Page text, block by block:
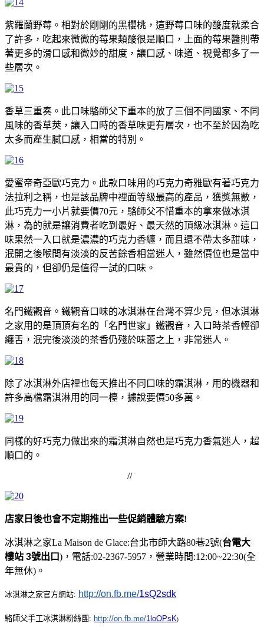
紫羅蘭野莓。相對於剛剛的黑櫻桃，這野莓口味的酸度就柔合
了許多，吃起來微微的莓果類酸很是順口，上面的莓果醬則帶
著更多的滑口感和微妙的甜度，讓口感、味道、視覺都多了一
些層次。
香草三重奏。此口味駱師父下重本的放了三個不同國家、不同
風味的香草莢，讓入口時的香草味更有層次，也不至於因為吃
太多而產生膩口感，相當的特別。
愛蜜帝奇亞歐巧克力。此款口味用的巧克力奇雅歐有著巧克力
法拉利之稱，也是該品牌中裡面等級最高的產品，獲獎無數，
此巧克力一小片就要價70元，駱師父不惜重本的拿來做冰淇
淋，為的就是讓消費者吃到最好、最天然的頂級冰淇淋。這口
味果然一入口就是濃濃的巧克力香纏，而且還不帶太多甜味，
泯開之後喉間有淡淡的反苦餘香相當迷人，雖然價位也是當中
最貴的，但卻仍是值得一試的口味。
名門鐵觀音。鐵觀音口味的冰淇淋在台灣不算少見，但冰淇淋
之家用的是頂頂有名的「名門世家」鐵觀音，入口時茶香輕卻
纏舌，泯完後淡淡的茶香仍殘於味蕾之上，非常迷人。
除了冰淇淋外店裡也每天推出不同口味的霜淇淋，用的機器和
許多高檔霜淇淋用的同一檯，據說要價50多萬。
同樣的好巧克力做出來的霜淇淋自然也是巧克力香氣迷人，超
順口的。
//
店家日後也會不定期推出一些促銷體驗方案!
冰淇淋之家La Maison de Glace:台北市師大路80巷2號(台電大
樓站 3號出口)，電話:02-2367-5957，營業時間:12:00~22:30(全
年無休)。
冰淇淋之家官方網站: http://on.fb.me/1sQ2sdk
駱師父手工冰淇淋粉絲團: http://on.fb.me/1loOPsK)